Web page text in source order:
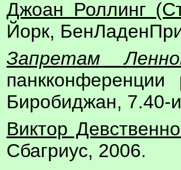
Джоан Роллинг
Йорк,
Запретам
Биробиджан, 7.40-
Виктор
Сбагриус, 2006.